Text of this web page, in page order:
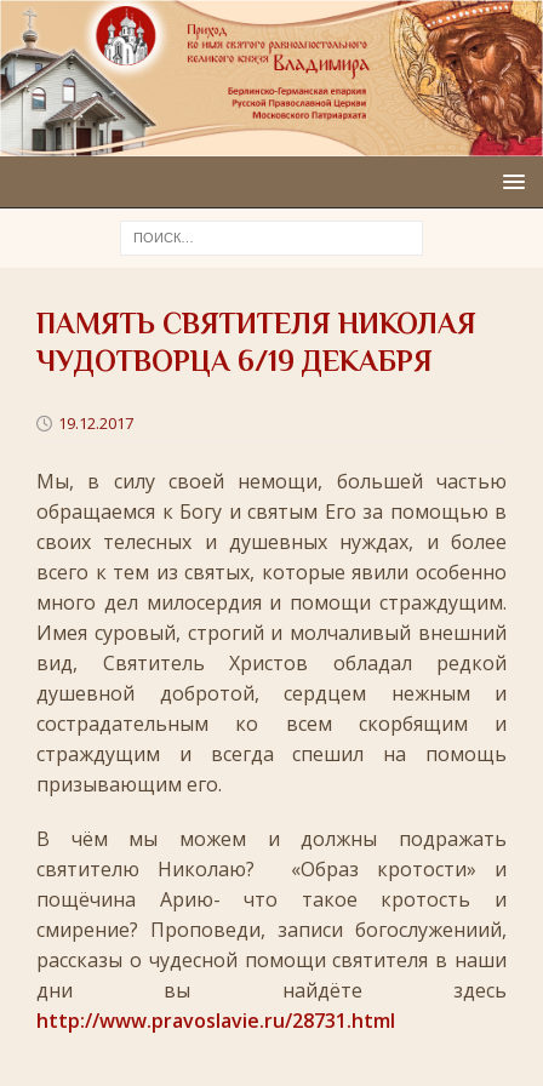
ПАМЯТЬ СВЯТИТЕЛЯ НИКОЛАЯ
ЧУДОТВОРЦА 6/19 ДЕКАБРЯ
19.12.2017
Мы, в силу своей немощи, большей частью
обращаемся к Богу и святым Его за помощью в
своих телесных и душевных нуждах, и более
всего к тем из святых, которые явили особенно
много дел милосердия и помощи страждущим.
Имея суровый, строгий и молчаливый внешний
вид, Святитель Христов обладал редкой
душевной добротой, сердцем нежным и
сострадательным ко всем скорбящим и
страждущим и всегда спешил на помощь
призывающим его.
В чём мы можем и должны подражать
святителю Николаю? «Образ кротости» и
пощёчина Арию- что такое кротость и
смирение? Проповеди, записи богослужениий,
рассказы о чудесной помощи святителя в наши
дни вы найдёте здесь
http://www.pravoslavie.ru/28731.html